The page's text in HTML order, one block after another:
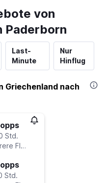
von
Paderborn
Last-
Minute
Nur
Hinflug
Griechenland nach
Std.
Fluglinien
Std.